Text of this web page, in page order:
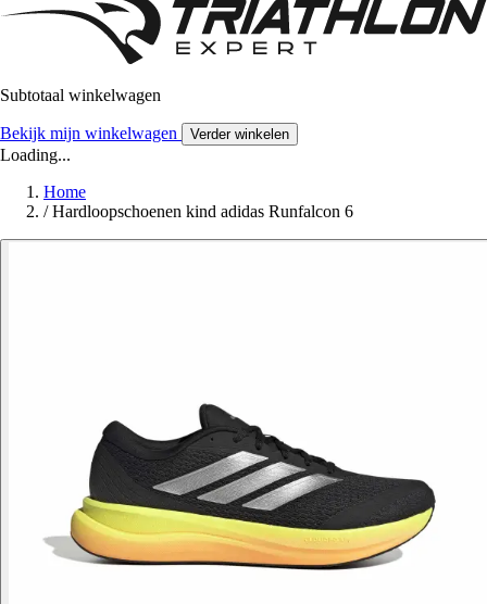
Subtotaal winkelwagen
Bekijk mijn winkelwagen Verder winkelen
Loading...
Home
/ Hardloopschoenen kind adidas Runfalcon 6